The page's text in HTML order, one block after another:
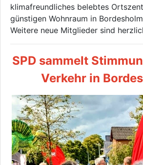
klimafreundliches belebtes
günstigen Wohnraum in
Weitere neue Mitglieder sind
SPD sammelt
Verkehr in